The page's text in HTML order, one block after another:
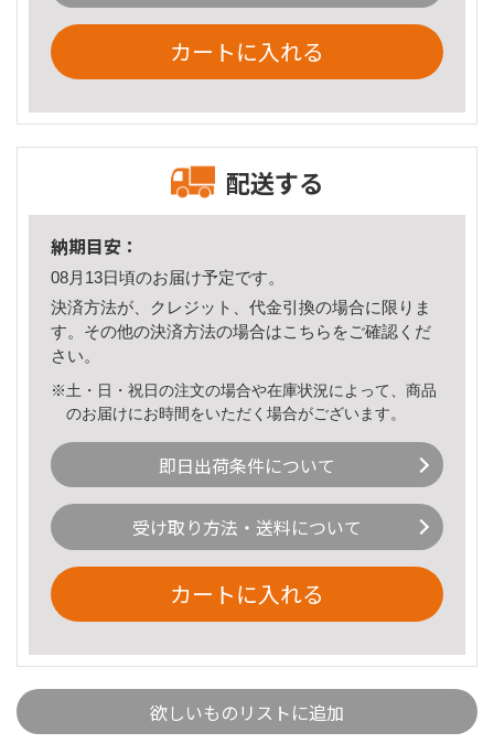
カートに入れる
配送する
納期目安：
08月13日頃のお届け予定です。
決済方法が、クレジット、代金引換の場合に限りま
す。その他の決済方法の場合はこちら をご確認くだ
さい。
※土・日・祝日の注文の場合や在庫状況によって、商品
のお届けにお時間をいただく場合がございます。
即日出荷条件について
受け取り方法・送料について
カートに入れる
欲しいものリストに追加